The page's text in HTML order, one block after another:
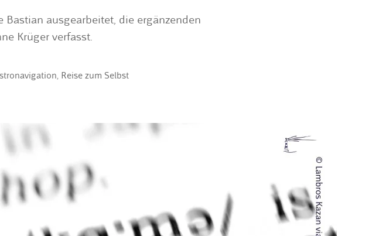
ausgearbeitet, die ergänzenden
Krüger verfasst.
, Reise zum Selbst